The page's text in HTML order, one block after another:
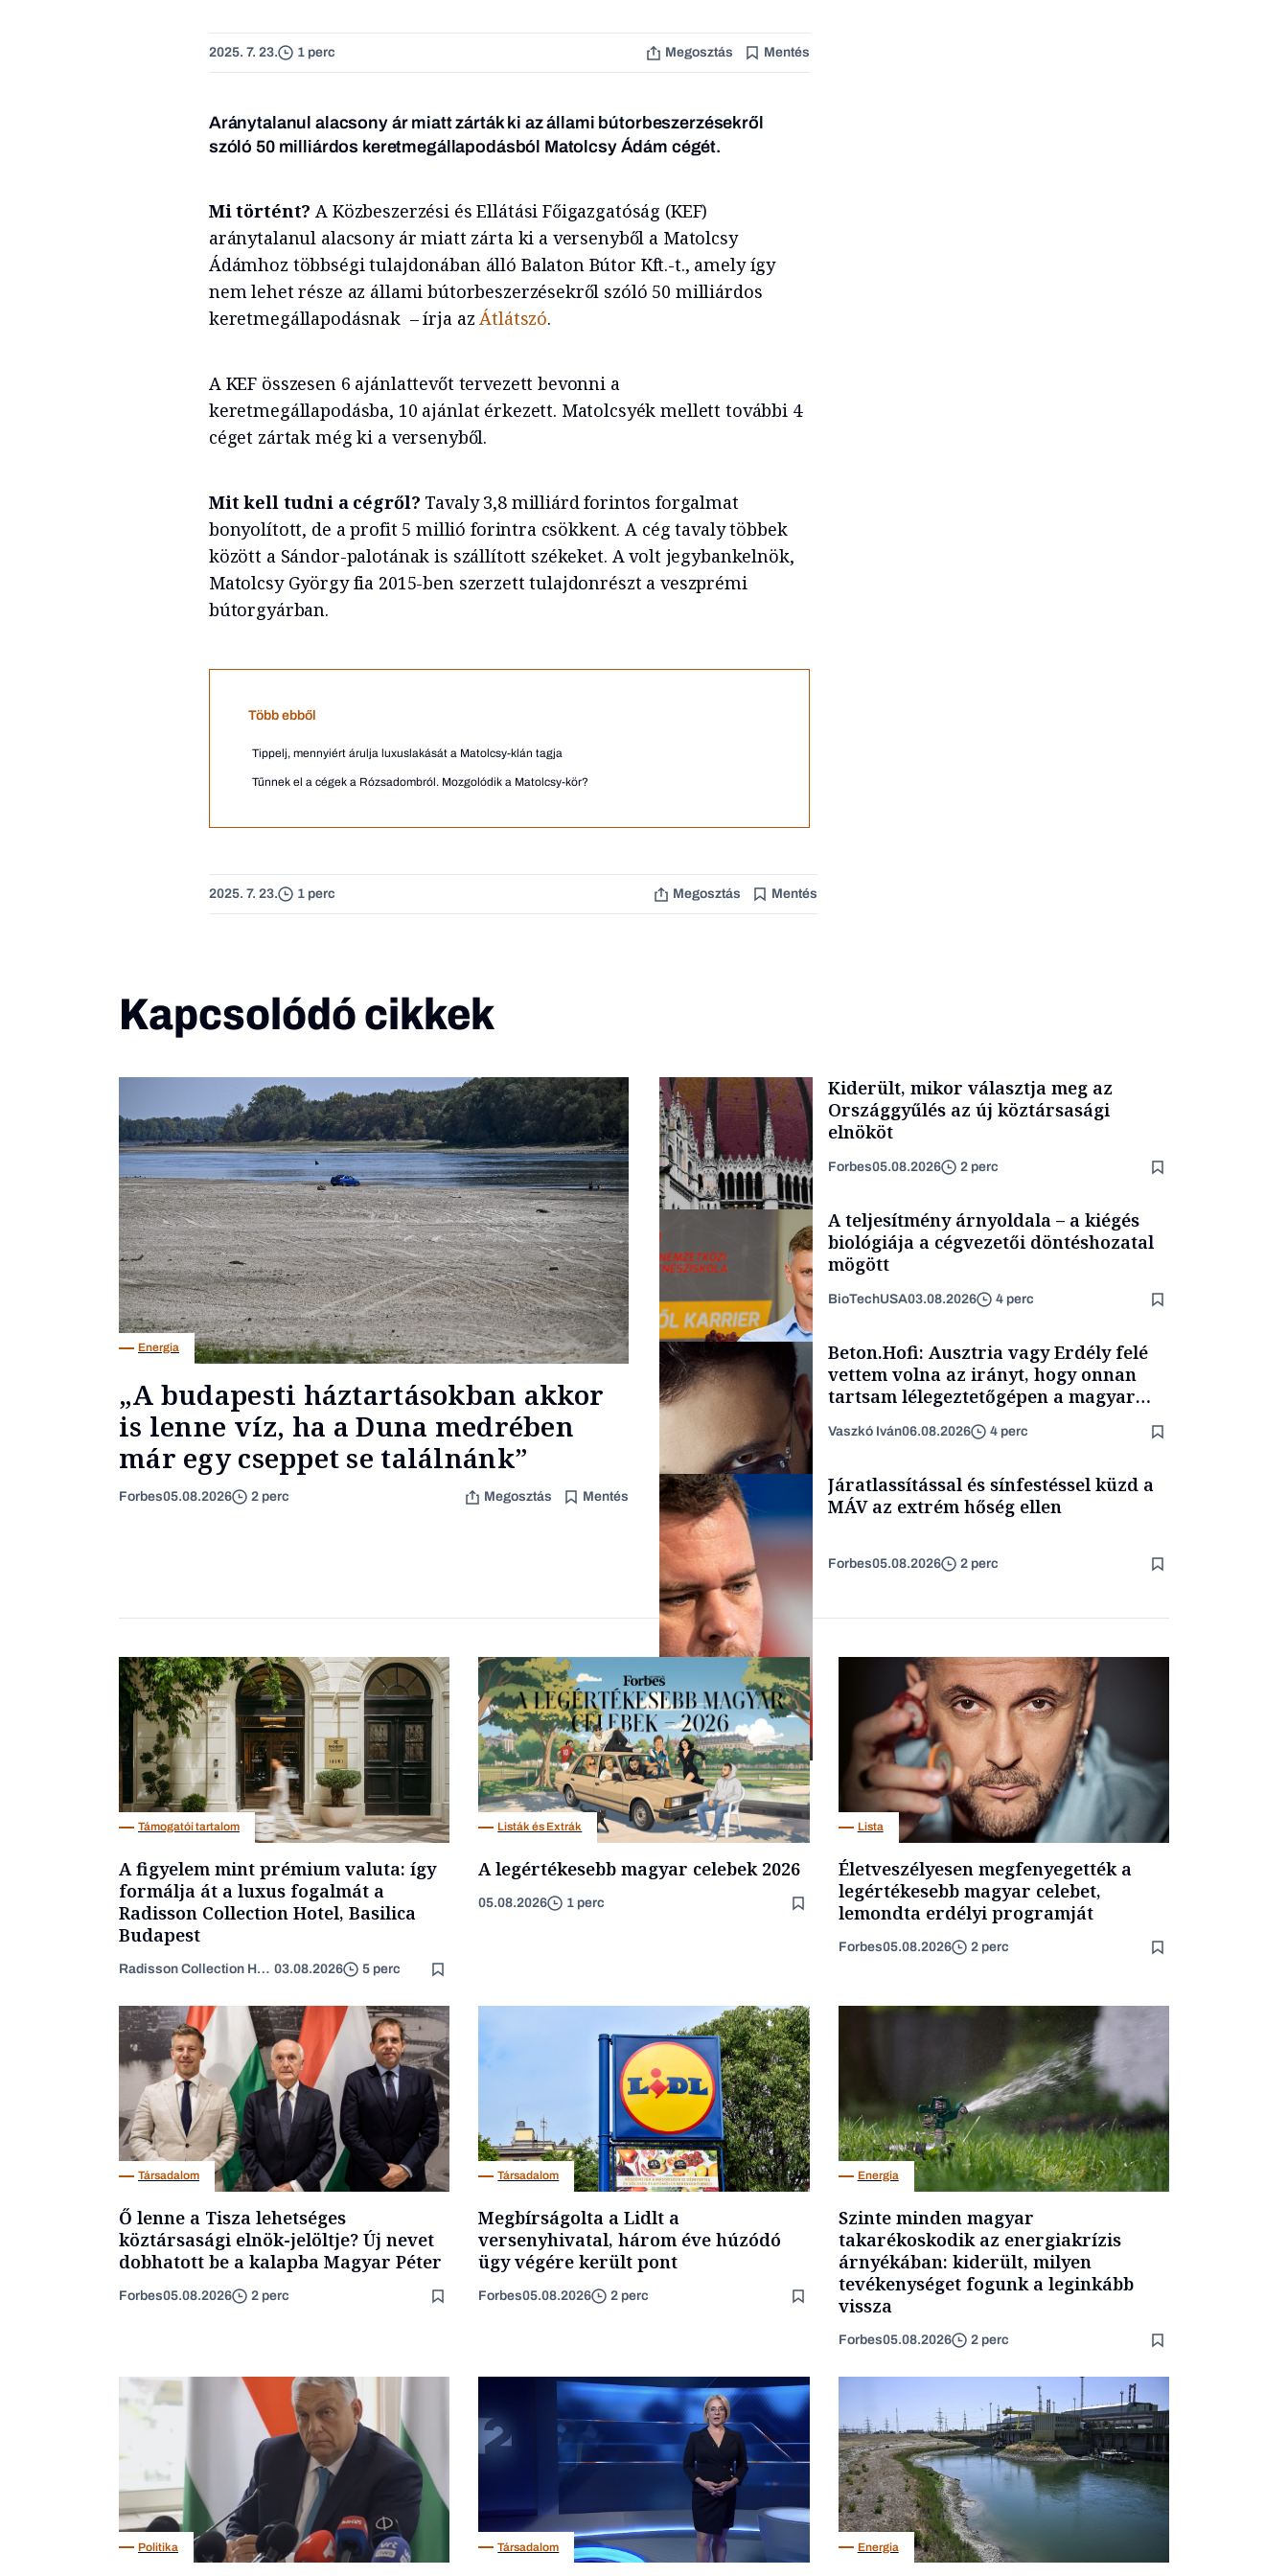
2025. 7. 23. 1 perc Megosztás Mentés
Aránytalanul alacsony ár miatt zárták ki az állami bútorbeszerzésekről
szóló 50 milliárdos keretmegállapodásból Matolcsy Ádám cégét.
Mi történt? A Közbeszerzési és Ellátási Főigazgatóság (KEF)
aránytalanul alacsony ár miatt zárta ki a versenyből a Matolcsy
Ádámhoz többségi tulajdonában álló Balaton Bútor Kft.-t., amely így
nem lehet része az állami bútorbeszerzésekről szóló 50 milliárdos
keretmegállapodásnak – írja az Átlátszó.
A KEF összesen 6 ajánlattevőt tervezett bevonni a
keretmegállapodásba, 10 ajánlat érkezett. Matolcsyék mellett további 4
céget zártak még ki a versenyből.
Mit kell tudni a cégről? Tavaly 3,8 milliárd forintos forgalmat
bonyolított, de a profit 5 millió forintra csökkent. A cég tavaly többek
között a Sándor-palotának is szállított székeket. A volt jegybankelnök,
Matolcsy György fia 2015-ben szerzett tulajdonrészt a veszprémi
bútorgyárban.
Több ebből
Tippelj, mennyiért árulja luxuslakását a Matolcsy-klán tagja
Tűnnek el a cégek a Rózsadombról. Mozgolódik a Matolcsy-kör?
2025. 7. 23. 1 perc Megosztás Mentés
Kapcsolódó cikkek
Energia
„A budapesti háztartásokban akkor
is lenne víz, ha a Duna medrében
már egy cseppet se találnánk”
Forbes05.08.2026 2 perc Megosztás Mentés
Kiderült, mikor választja meg az
Országgyűlés az új köztársasági
elnököt
Forbes05.08.2026 2 perc
Content Lab HUB
A teljesítmény árnyoldala – a kiégés
biológiája a cégvezetői döntéshozatal
mögött
BioTechUSA03.08.2026 4 perc
Forbes-sztori
Beton.Hofi: Ausztria vagy Erdély felé
vettem volna az irányt, hogy onnan
tartsam lélegeztetőgépen a magyar
Vaszkó Iván06.08.2026 4 perc
Társadalom
Járatlassítással és sínfestéssel küzd a
MÁV az extrém hőség ellen
Forbes05.08.2026 2 perc
Támogatói tartalom
A figyelem mint prémium valuta: így
formálja át a luxus fogalmát a
Radisson Collection Hotel, Basilica
Budapest
Radisson Collection Hotel 03.08.2026 5 perc
Listák és Extrák
A legértékesebb magyar celebek 2026
05.08.2026 1 perc
Lista
Életveszélyesen megfenyegették a
legértékesebb magyar celebet,
lemondta erdélyi programját
Forbes05.08.2026 2 perc
Társadalom
Ő lenne a Tisza lehetséges
köztársasági elnök-jelöltje? Új nevet
dobhatott be a kalapba Magyar Péter
Forbes05.08.2026 2 perc
Társadalom
Megbírságolta a Lidlt a
versenyhivatal, három éve húzódó
ügy végére került pont
Forbes05.08.2026 2 perc
Energia
Szinte minden magyar
takarékoskodik az energiakrízis
árnyékában: kiderült, milyen
tevékenységet fogunk a leginkább
vissza
Forbes05.08.2026 2 perc
Politika Társadalom Energia